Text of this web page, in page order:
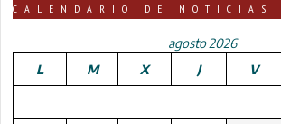
CALENDARIO DE NOTICIAS
agosto 2026
L
M X J V